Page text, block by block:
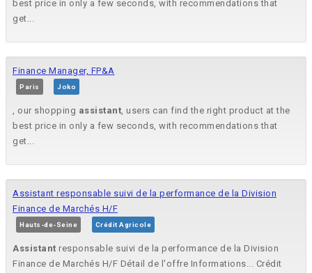
best price in only a few seconds, with recommendations that
get...
Finance Manager, FP&A
Paris Joko
, our shopping assistant, users can find the right product at the
best price in only a few seconds, with recommendations that
get...
Assistant responsable suivi de la performance de la Division
Finance de Marchés H/F
Hauts-de-Seine Crédit Agricole
Assistant responsable suivi de la performance de la Division
Finance de Marchés H/F Détail de l'offre Informations... Crédit